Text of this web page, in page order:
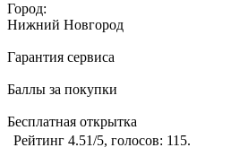
Город:
Нижний Новгород
Гарантия сервиса
Баллы за покупки
Бесплатная открытка
Рейтинг 4.51/5, голосов: 115.